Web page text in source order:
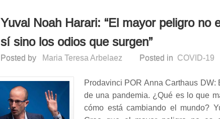
Yuval Noah Harari: “El mayor peligro no
sí sino los odios que surgen”
Posted by Maria Teresa Arbelaez Posted in COVID-19
Prodavinci POR Anna Carthaus DW:
de una pandemia. ¿Qué es lo que
cómo está cambiando el mundo?